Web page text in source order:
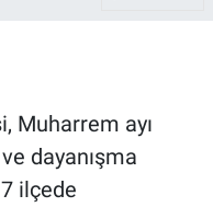
Muharrem ayı
dayanışma
ilçede